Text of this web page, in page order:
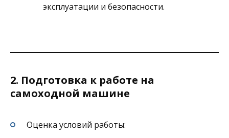
эксплуатации и безопасности.
2. Подготовка к работе на
самоходной машине
Оценка условий работы: